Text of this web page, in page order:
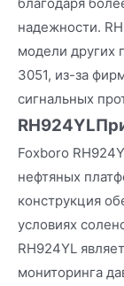
надежности.
модели других
3051, из-за
сигнальных
RH924YL
Foxboro
нефтяных
конструкция
условиях
RH924YL
мониторинга